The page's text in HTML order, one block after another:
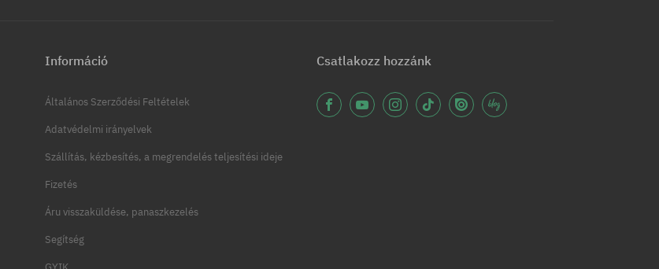
Információ
Általános Szerződési Feltételek
Adatvédelmi irányelvek
Szállítás, kézbesítés, a megrendelés teljesítési ideje
Fizetés
Áru visszaküldése, panaszkezelés
Segítség
Csatlakozz hozzánk